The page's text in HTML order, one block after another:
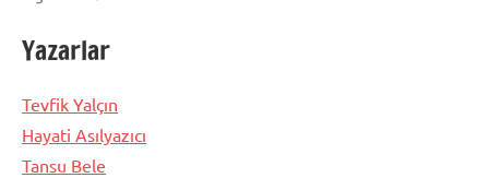
Yazarlar
Tevfik Yalçın
Hayati Asılyazıcı
Tansu Bele